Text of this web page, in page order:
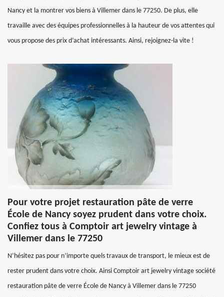
Nancy et la montrer vos biens à Villemer dans le 77250. De plus, elle
travaille avec des équipes professionnelles à la hauteur de vos attentes qui
vous propose des prix d’achat intéressants. Ainsi, rejoignez-la vite !
Pour votre projet restauration pâte de verre
École de Nancy soyez prudent dans votre choix.
Confiez tous à Comptoir art jewelry vintage à
Villemer dans le 77250
N’hésitez pas pour n’importe quels travaux de transport, le mieux est de
rester prudent dans votre choix. Ainsi Comptoir art jewelry vintage société
restauration pâte de verre École de Nancy à Villemer dans le 77250